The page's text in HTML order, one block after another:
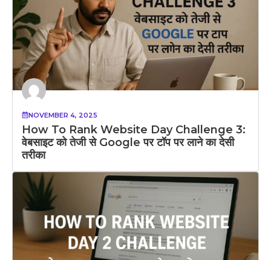
NOVEMBER 4, 2025
How To Rank Website Day Challenge 3:
वेबसाइट को तेजी से Google पर टॉप पर लाने का देसी
तरीका